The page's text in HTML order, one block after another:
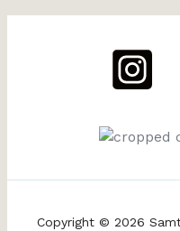
Copyright © 2026